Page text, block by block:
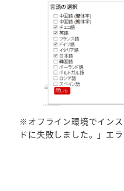
※オフライン環境でイン
ドに失敗しました。」エ